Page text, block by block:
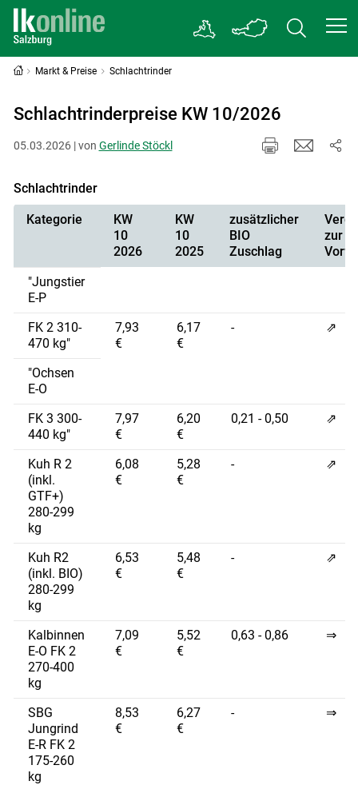
Markt & Preise Schlachtrinder
Schlachtrinderpreise KW 10/2026
05.03.2026 | von Gerlinde Stöckl
Schlachtrinder
Kategorie
KW
10
2026
KW
10
2025
zusätzlicher
BIO
Zuschlag
zur
"Jungstier
E-P
FK 2 310-
470 kg"
7,93
€
6,17
€
- ⇗
"Ochsen
E-O
FK 3 300-
440 kg"
7,97
€
6,20
€
0,21 - 0,50 ⇗
Kuh R 2
(inkl.
GTF+)
280-299
kg
6,08
€
5,28
€
- ⇗
Kuh R2
(inkl. BIO)
280-299
kg
6,53
€
5,48
€
- ⇗
Kalbinnen
E-O FK 2
270-400
kg
7,09
€
5,52
€
0,63 - 0,86 ⇒
SBG
Jungrind
E-R FK 2
175-260
kg
8,53
€
6,27
€
- ⇒